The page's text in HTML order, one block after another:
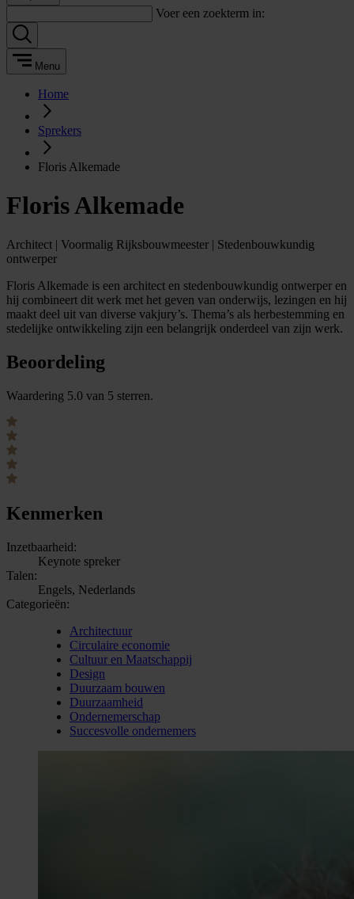
Voer een zoekterm in:
Menu
Home
Sprekers
Floris Alkemade
Floris Alkemade
Architect | Voormalig Rijksbouwmeester | Stedenbouwkundig
ontwerper
Floris Alkemade is een architect en stedenbouwkundig ontwerper en
hij combineert dit werk met het geven van onderwijs, lezingen en hij
maakt deel uit van diverse vakjury’s. Thema’s als herbestemming en
stedelijke ontwikkeling zijn een belangrijk onderdeel van zijn werk.
Beoordeling
Waardering 5.0 van 5 sterren.
Kenmerken
Inzetbaarheid:
Keynote spreker
Talen:
Engels, Nederlands
Categorieën:
Architectuur
Circulaire economie
Cultuur en Maatschappij
Design
Duurzaam bouwen
Duurzaamheid
Ondernemerschap
Succesvolle ondernemers